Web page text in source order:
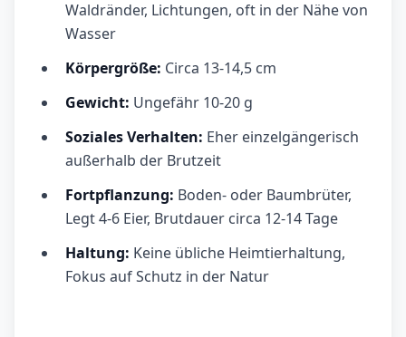
Waldränder, Lichtungen, oft in der Nähe von
Wasser
Körpergröße: Circa 13-14,5 cm
Gewicht: Ungefähr 10-20 g
Soziales Verhalten: Eher einzelgängerisch
außerhalb der Brutzeit
Fortpflanzung: Boden- oder Baumbrüter,
Legt 4-6 Eier, Brutdauer circa 12-14 Tage
Haltung: Keine übliche Heimtierhaltung,
Fokus auf Schutz in der Natur